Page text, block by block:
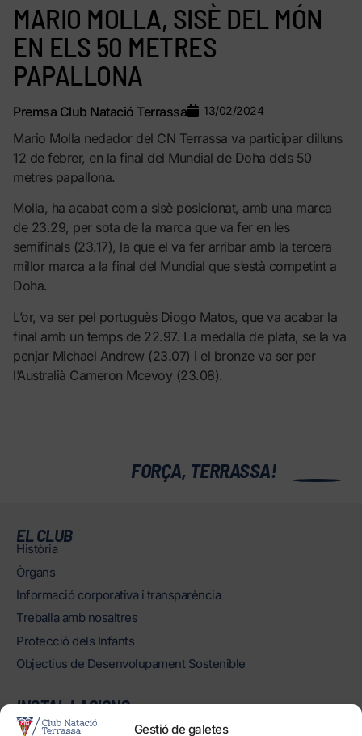
Gestió de galetes
MARIO MOLLA, SISÈ DEL MÓN
EN ELS 50 METRES
PAPALLONA
Premsa Club Natació Terrassa 13/02/2024
Mario Molla nedador del CN Terrassa va participar dilluns
12 de febrer, en la final del Mundial de Doha dels 50
metres papallona.
Molla, ha acabat com a sisè posicionat, amb una marca
de 23.29, per sota de la marca que va fer en les
semifinals (23.17), la que el va fer arribar amb la tercera
millor marca a la final del Mundial que s’està competint a
Doha.
L’or, va ser pel portuguès Diogo Matos, que va acabar la
final amb un temps de 22.97. La medalla de plata, se la va
penjar Michael Andrew (23.07) i el bronze va ser per
l’Australià Cameron Mcevoy (23.08).
FORÇA, TERRASSA!
EL CLUB
Història
Òrgans
Informació corporativa i transparència
Treballa amb nosaltres
Protecció dels Infants
Objectius de Desenvolupament Sostenible
INSTAL·LACIONS
Horaris